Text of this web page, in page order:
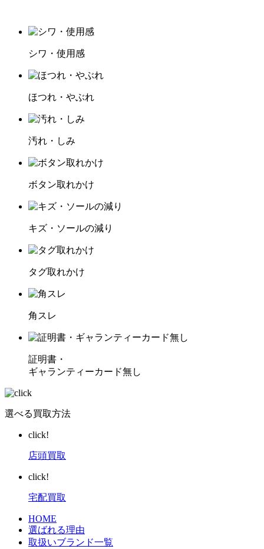
シワ・使用感
ほつれ・やぶれ
汚れ・しみ
ボタン取れかけ
キズ・ソールの減り
タグ取れかけ
角スレ
証明書・
ギャランティーカード無し
選べる買取方法
click!
店頭買取
click!
宅配買取
HOME
選ばれる理由
取扱いブランド一覧